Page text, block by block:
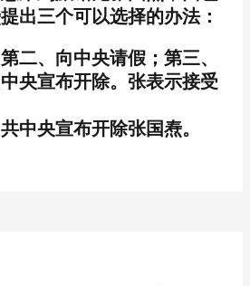
出三个可以选择的办法：
二、向中央请假；第三、
央宣布开除。张表示接受
中央宣布开除张国焘。